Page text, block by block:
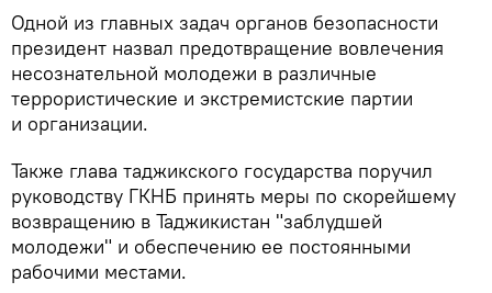
Одной из главных задач органов безопасности
президент назвал предотвращение вовлечения
несознательной молодежи в различные
террористические и экстремистские партии
и организации.
Также глава таджикского государства поручил
руководству ГКНБ принять меры по скорейшему
возвращению в Таджикистан "заблудшей
молодежи" и обеспечению ее постоянными
рабочими местами.